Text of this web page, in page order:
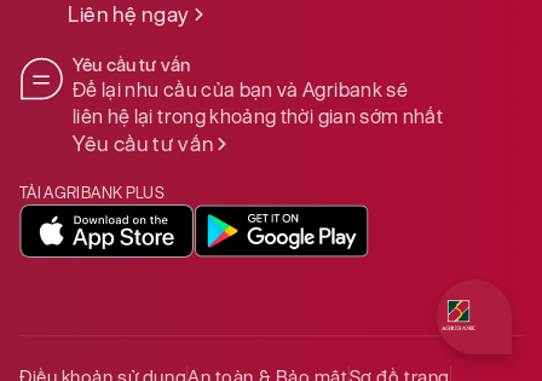
Liên hệ ngay
Yêu cầu tư vấn
Để lại nhu cầu của bạn và Agribank sẽ
liên hệ lại trong khoảng thời gian sớm nhất
Yêu cầu tư vấn
TẢI AGRIBANK PLUS
Điều khoản sử dụngAn toàn & Bảo mậtSơ đồ trang
Quý